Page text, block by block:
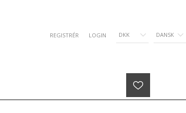
REGISTRÉR LOGIN DKK DANSK